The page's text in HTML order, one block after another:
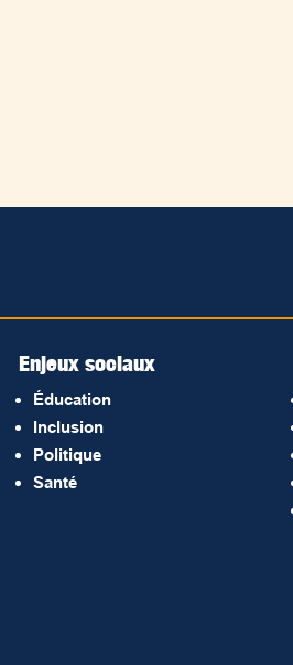
Enjeux sociaux
Éducation
Inclusion
Politique
Santé